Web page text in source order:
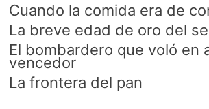
Cuando la comida era de
La breve edad de oro del
El bombardero que voló en
vencedor
La frontera del pan